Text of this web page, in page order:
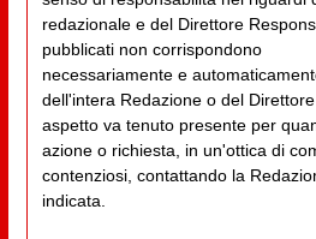
redazionale e del Direttore
pubblicati non corrispondono
necessariamente e
dell'intera Redazione o del
aspetto va tenuto presente per
azione o richiesta, in un'ottica di
contenziosi, contattando la
indicata.